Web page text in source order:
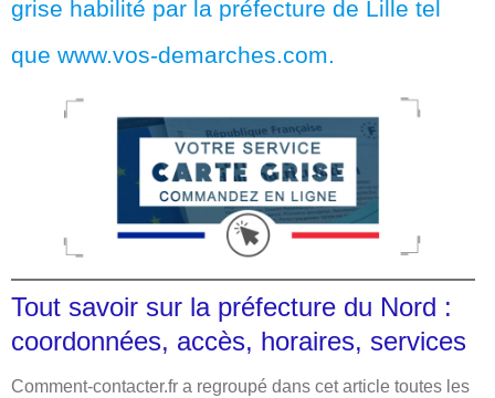
grise habilité par la préfecture de Lille tel
que www.vos-demarches.com.
Tout savoir sur la préfecture du Nord :
coordonnées, accès, horaires, services
Comment-contacter.fr a regroupé dans cet article toutes les